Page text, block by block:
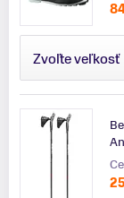
Zvoľte veľkosť